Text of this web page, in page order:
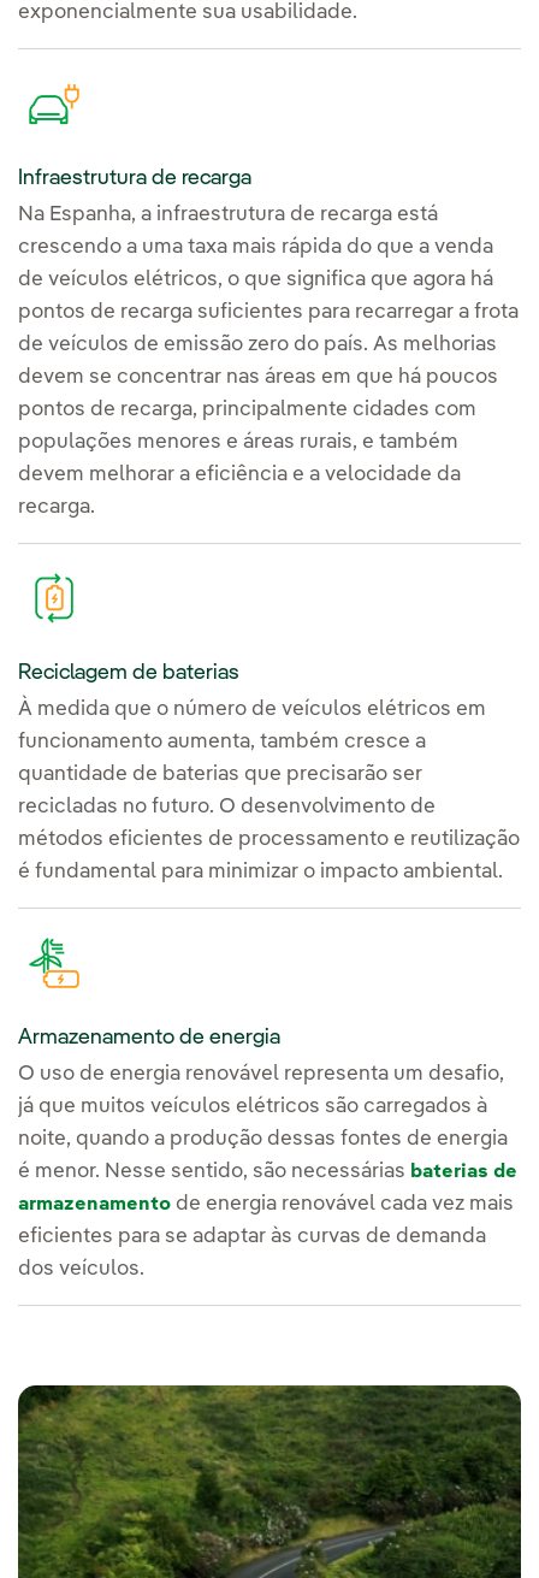
exponencialmente sua usabilidade.
Infraestrutura de recarga
Na Espanha, a infraestrutura de recarga está
crescendo a uma taxa mais rápida do que a venda
de veículos elétricos, o que significa que agora há
pontos de recarga suficientes para recarregar a frota
de veículos de emissão zero do país. As melhorias
devem se concentrar nas áreas em que há poucos
pontos de recarga, principalmente cidades com
populações menores e áreas rurais, e também
devem melhorar a eficiência e a velocidade da
recarga.
Reciclagem de baterias
À medida que o número de veículos elétricos em
funcionamento aumenta, também cresce a
quantidade de baterias que precisarão ser
recicladas no futuro. O desenvolvimento de
métodos eficientes de processamento e reutilização
é fundamental para minimizar o impacto ambiental.
Armazenamento de energia
O uso de energia renovável representa um desafio,
já que muitos veículos elétricos são carregados à
noite, quando a produção dessas fontes de energia
é menor. Nesse sentido, são necessárias baterias de
armazenamento de energia renovável cada vez mais
eficientes para se adaptar às curvas de demanda
dos veículos.